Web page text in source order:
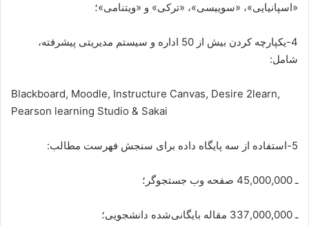
«اسپانیایی»، «سوییسی»، «ترکی» و «ویتنامی»؛
4-یکپارچه کردن بیش از 50 اداره و سیستم مدیریتی پیشرفته،
شامل:
Blackboard, Moodle, Instructure Canvas, Desire 2learn,
Pearson learning Studio & Sakai
5-استفاده از سه پایگاه داده برای سنجش فهرست مطالب:
ـ 45,000,000 صفحه وب جستجوگر؛
ـ 337,000,000 مقاله بایگانی‌شده دانشجویی؛